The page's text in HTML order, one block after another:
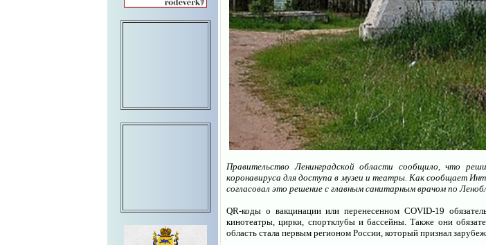
Правительство Ленинградской области сообщило, что
коронавируса для доступа в музеи и театры. Как сообщает
согласовал это решение с главным санитарным врачом по
QR-коды о вакцинации или перенесенном COVID-19
кинотеатры, цирки, спортклубы и бассейны. Также они
область стала первым регионом России, который признал